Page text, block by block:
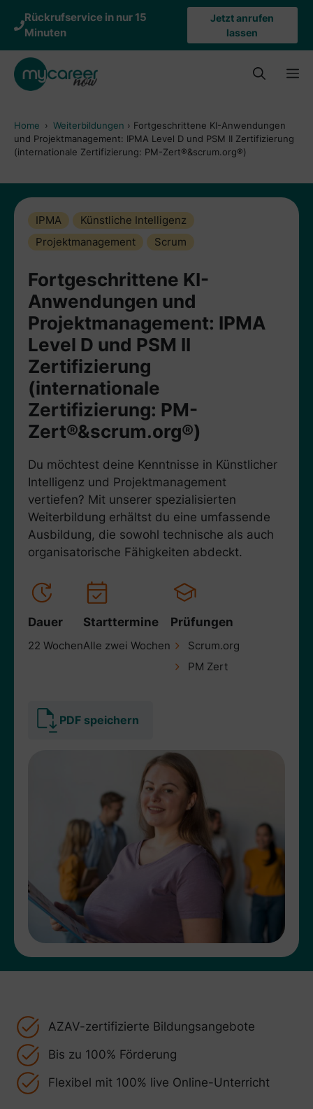
Inhalt
Rückrufservice in nur 15
Minuten
Jetzt anrufen
lassen
Home › Weiterbildungen › Fortgeschrittene KI-Anwendungen
und Projektmanagement: IPMA Level D und PSM II Zertifizierung
(internationale Zertifizierung: PM-Zert®&scrum.org®)
IPMA
Künstliche Intelligenz
Projektmanagement
Scrum
Fortgeschrittene KI-
Anwendungen und
Projektmanagement: IPMA
Level D und PSM II
Zertifizierung
(internationale
Zertifizierung: PM-
Zert®&scrum.org®)
Du möchtest deine Kenntnisse in Künstlicher
Intelligenz und Projektmanagement
vertiefen? Mit unserer spezialisierten
Weiterbildung erhältst du eine umfassende
Ausbildung, die sowohl technische als auch
organisatorische Fähigkeiten abdeckt.
Dauer
22 Wochen
Starttermine
Alle zwei Wochen
Prüfungen
Scrum.org
PM Zert
PDF speichern
AZAV-zertifizierte Bildungsangebote
Bis zu 100% Förderung
Flexibel mit 100% live Online-Unterricht